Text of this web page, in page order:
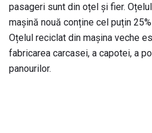
pasageri sunt din oțel și fier.
mașină nouă conține cel puțin
Oțelul reciclat din mașina veche
fabricarea carcasei, a capotei, a
panourilor.